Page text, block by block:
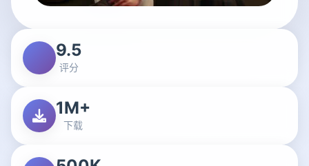
9.5
评分
1M+
下载